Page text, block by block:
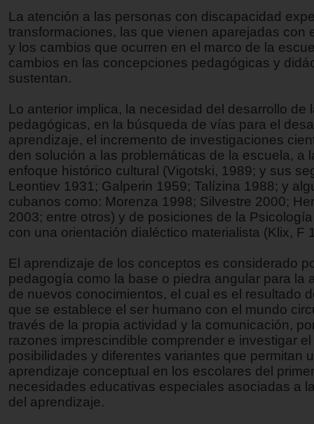
La atención a las personas con discapacidad
transformaciones, las que vienen aparejadas con
y los cambios que ocurren en el marco de la
cambios en las concepciones pedagógicas y
sustentan.
Lo anterior implica, la necesidad del desarrollo de
pedagógicas, en la búsqueda de vías para el
aprendizaje, el incremento de investigaciones
den solución a las problemáticas de la escuela, a
enfoque histórico cultural (Vigotski, 1989; y sus
Leontiev 1931; Galperin 1959; Talízina 1988; y
cubanos como: Morenza 1998; Silvestre 2000;
2003; entre otros) y de posiciones de la
con una orientación dialéctico materialista (Klix, F
El aprendizaje de los conceptos es considerado
pedagogía como la base o piedra angular para la
de nuevos conocimientos, el cual es el resultado
que se establece el ser humano con el mundo
través de la propia actividad y la comunicación,
razones imprescindible comprender e investigar
posibilidades y diferentes variantes que permitan
aprendizaje conceptual en los escolares del
necesidades educativas especiales asociadas a
del aprendizaje.